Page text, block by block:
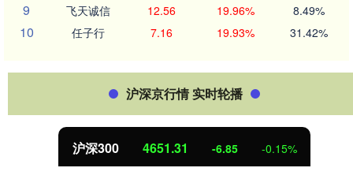
9 飞天诚信 12.56 19.96% 8.49%
10 任子行 7.16 19.93% 31.42%
沪深京行情 实时轮播
沪深300 4651.31 -6.85 -0.15%